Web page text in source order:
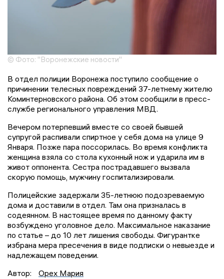
© Фото: "Воронежские новости"
В отдел полиции Воронежа поступило сообщение о
причинении телесных повреждений 37-летнему жителю
Коминтерновского района. Об этом сообщили в пресс-
службе регионального управления МВД.
Вечером потерпевший вместе со своей бывшей
супругой распивали спиртное у себя дома на улице 9
Января. Позже пара поссорилась. Во время конфликта
женщина взяла со стола кухонный нож и ударила им в
живот оппонента. Сестра пострадавшего вызвала
скорую помощь, мужчину госпитализировали.
Полицейские задержали 35-летнюю подозреваемую
дома и доставили в отдел. Там она призналась в
содеянном. В настоящее время по данному факту
возбуждено уголовное дело. Максимальное наказание
по статье – до 10 лет лишения свободы. Фигурантке
избрана мера пресечения в виде подписки о невыезде и
надлежащем поведении.
Автор:
Орех Мария